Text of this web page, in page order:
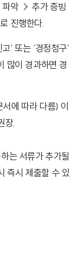
파악 → 추가 증빙
진행한다.
’ 또는 ‘경정청구’
많이 경과하면 경
에 따라 다름) 이
장.
는 서류가 추가될
즉시 제출할 수 있